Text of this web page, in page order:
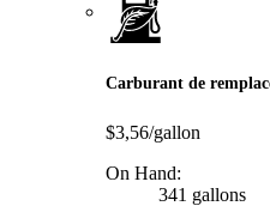
Carburant de
$3,56/gallon
On Hand:
341 gallons